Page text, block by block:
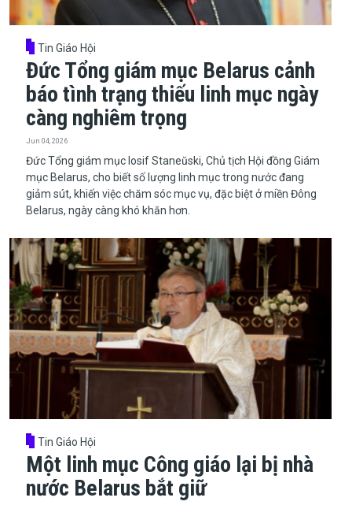
Tin Giáo Hội
Đức Tổng giám mục Belarus cảnh
báo tình trạng thiếu linh mục ngày
càng nghiêm trọng
Jun 04, 2026
​​​​​​​Đức Tổng giám mục Iosif Staneŭski, Chủ tịch Hội đồng Giám
mục Belarus, cho biết số lượng linh mục trong nước đang
giảm sút, khiến việc chăm sóc mục vụ, đặc biệt ở miền Đông
Belarus, ngày càng khó khăn hơn.
Tin Giáo Hội
Một linh mục Công giáo lại bị nhà
nước Belarus bắt giữ